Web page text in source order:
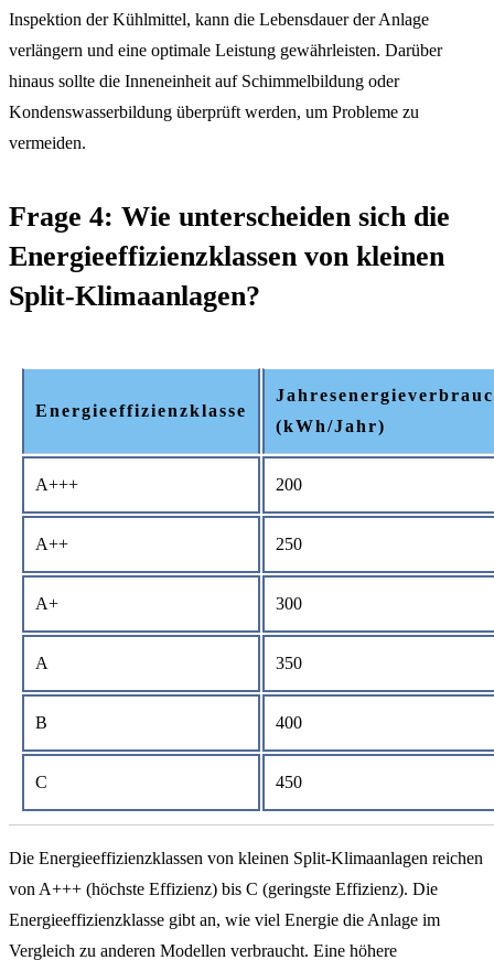
Inspektion der Kühlmittel, kann die Lebensdauer der Anlage
verlängern und eine optimale Leistung gewährleisten. Darüber
hinaus sollte die Inneneinheit auf Schimmelbildung oder
Kondenswasserbildung überprüft werden, um Probleme zu
vermeiden.
Frage 4: Wie unterscheiden sich die
Energieeffizienzklassen von kleinen
Split-Klimaanlagen?
Energieeffizienzklasse
(kWh/Jahr)
A+++ 200
A++ 250
A+ 300
A 350
B 400
C 450
Die Energieeffizienzklassen von kleinen Split-Klimaanlagen reichen
von A+++ (höchste Effizienz) bis C (geringste Effizienz). Die
Energieeffizienzklasse gibt an, wie viel Energie die Anlage im
Vergleich zu anderen Modellen verbraucht. Eine höhere